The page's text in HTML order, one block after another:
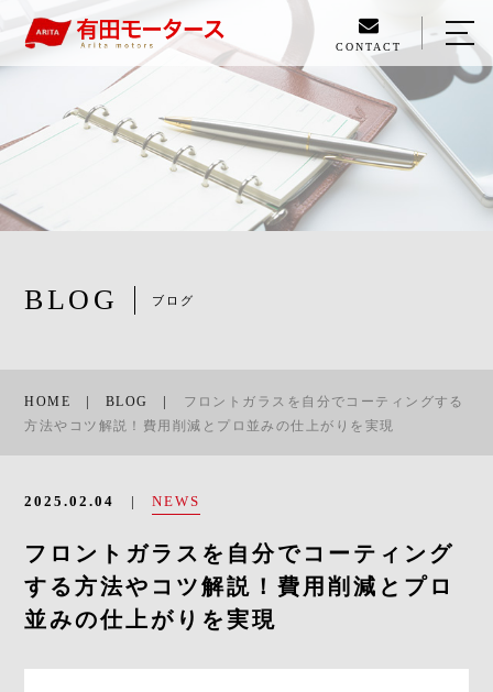
CONTACT
BLOG ブログ
HOME BLOG
フロントガラスを自分でコーティングする
方法やコツ解説！費用削減とプロ並みの仕上がりを実現
2025.02.04 NEWS
フロントガラスを自分でコーティング
する方法やコツ解説！費用削減とプロ
並みの仕上がりを実現
HOME
ABOUT US
MENU
WORK
CONTACT